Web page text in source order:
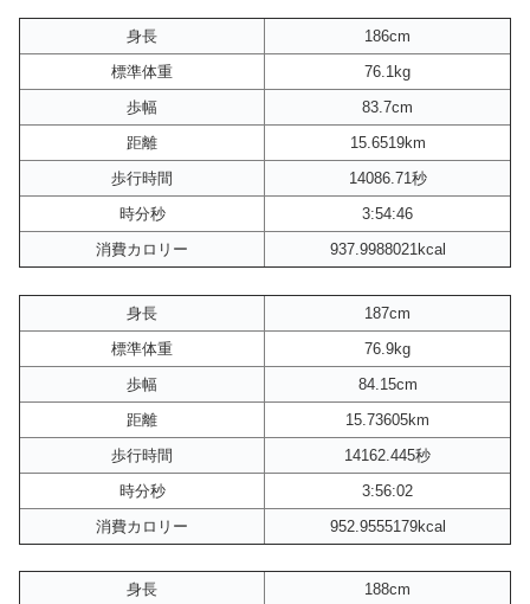
身長
186cm
標準体重
76.1kg
歩幅
83.7cm
距離
15.6519km
歩行時間
14086.71秒
時分秒
3:54:46
消費カロリー
937.9988021kcal
身長
187cm
標準体重
76.9kg
歩幅
84.15cm
距離
15.73605km
歩行時間
14162.445秒
時分秒
3:56:02
消費カロリー
952.9555179kcal
身長
188cm